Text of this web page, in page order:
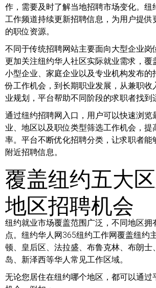
作，需要及时了解当地招聘市场变化。纽
工作频道持续更新招聘信息，为用户提供
的职位资源。
不同于传统招聘网站主要面向大型企业岗
更加关注纽约华人社区实际就业需求，覆
小型企业、家庭企业以及专业机构发布的
份工作机会，到长期职业发展，从兼职收
业规划，平台帮助不同阶段的求职者找到
通过纽约招聘网入口，用户可以快速浏览
业、地区以及职位类型筛选工作机会，提
率。平台不断优化招聘分类，让求职者能
附近招聘信息。
覆盖纽约五大
地区招聘机会
纽约就业市场覆盖范围广泛，不同地区拥
点。纽约华人网365纽约工作网覆盖纽约
顿、皇后区、法拉盛、布鲁克林、布朗士
岛、新泽西等华人常见工作区域。
无论您居住在纽约哪个地区，都可以通过